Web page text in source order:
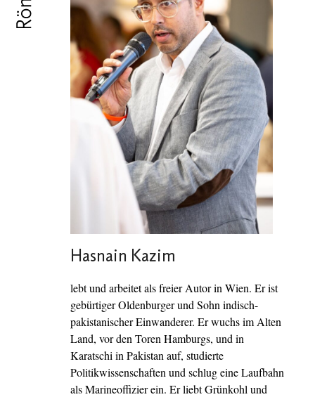
Hasnain Kazim
lebt und arbeitet als freier Autor in Wien. Er ist
gebürtiger Oldenburger und Sohn indisch-
pakistanischer Einwanderer. Er wuchs im Alten
Land, vor den Toren Hamburgs, und in
Karatschi in Pakistan auf, studierte
Politikwissenschaften und schlug eine Laufbahn
als Marineoffizier ein. Er liebt Grünkohl und